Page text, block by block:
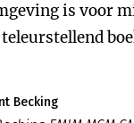
is voor
teleurstellend
Becking